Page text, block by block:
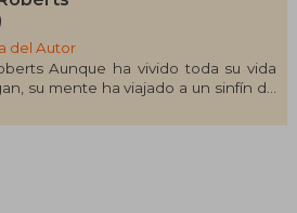
del Autor
Aunque ha vivido toda su vida
su mente ha viajado a un sinfín de
Además de escribir
y sobre los romances nada vulgares